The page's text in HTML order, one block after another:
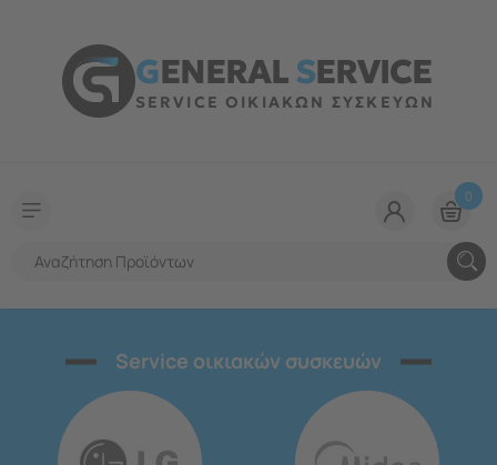
GENERALSERVICE
SERVICE ΟΙΚΙΑΚΩΝ ΣΥΣΚΕΥΩΝ
0
Service οικιακών συσκευών